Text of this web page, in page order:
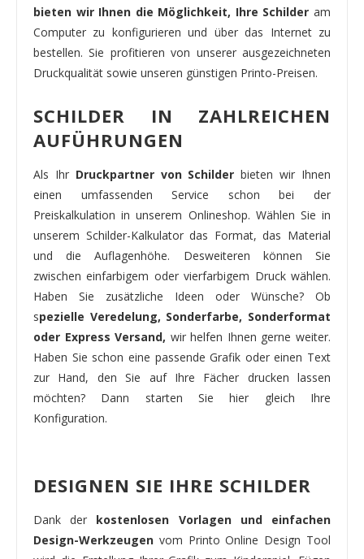
bieten wir Ihnen die Möglichkeit, Ihre Schilder am
Computer zu konfigurieren und über das Internet zu
bestellen. Sie profitieren von unserer ausgezeichneten
Druckqualität sowie unseren günstigen Printo-Preisen.
SCHILDER IN ZAHLREICHEN
AUFÜHRUNGEN
Als Ihr Druckpartner von Schilderbieten wir Ihnen
einen umfassenden Service schon bei der
Preiskalkulation in unserem Onlineshop. Wählen Sie in
unserem Schilder-Kalkulator das Format, das Material
und die Auflagenhöhe. Desweiteren können Sie
zwischen einfarbigem oder vierfarbigem Druck wählen.
Haben Sie zusätzliche Ideen oder Wünsche? Ob
spezielle Veredelung, Sonderfarbe, Sonderformat
oder Express Versand, wir helfen Ihnen gerne weiter.
Haben Sie schon eine passende Grafik oder einen Text
zur Hand, den Sie auf Ihre Fächer drucken lassen
möchten? Dann starten Sie hier gleich Ihre
Konfiguration.
DESIGNEN SIE IHRE SCHILDER
Dank der kostenlosen Vorlagen und einfachen
Design-Werkzeugen vom Printo Online Design Tool